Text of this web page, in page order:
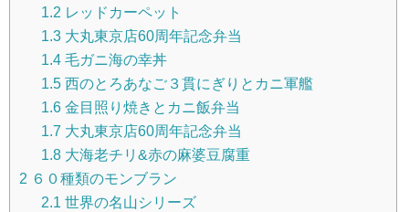
1.2 レッドカーペット
1.3 大丸東京店60周年記念弁当
1.4 毛ガニ海の幸丼
1.5 西のとろあなご３貫にぎりとカニ軍艦
1.6 金目照り焼きとカニ飯弁当
1.7 大丸東京店60周年記念弁当
1.8 大海老チリ&赤の麻婆豆腐重
2 ６０種類のモンブラン
2.1 世界の名山シリーズ